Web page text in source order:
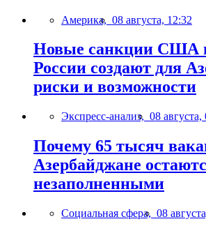
Америка, 08 августа, 12:32
Новые санкции США
России создают для
риски и возможности
Экспресс-анализ, 08 августа,
Почему 65 тысяч
Азербайджане
незаполненными
Социальная сфера, 08